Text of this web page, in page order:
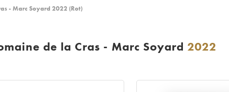
- Marc Soyard 2022 (Rot)
de la Cras - Marc Soyard 2022